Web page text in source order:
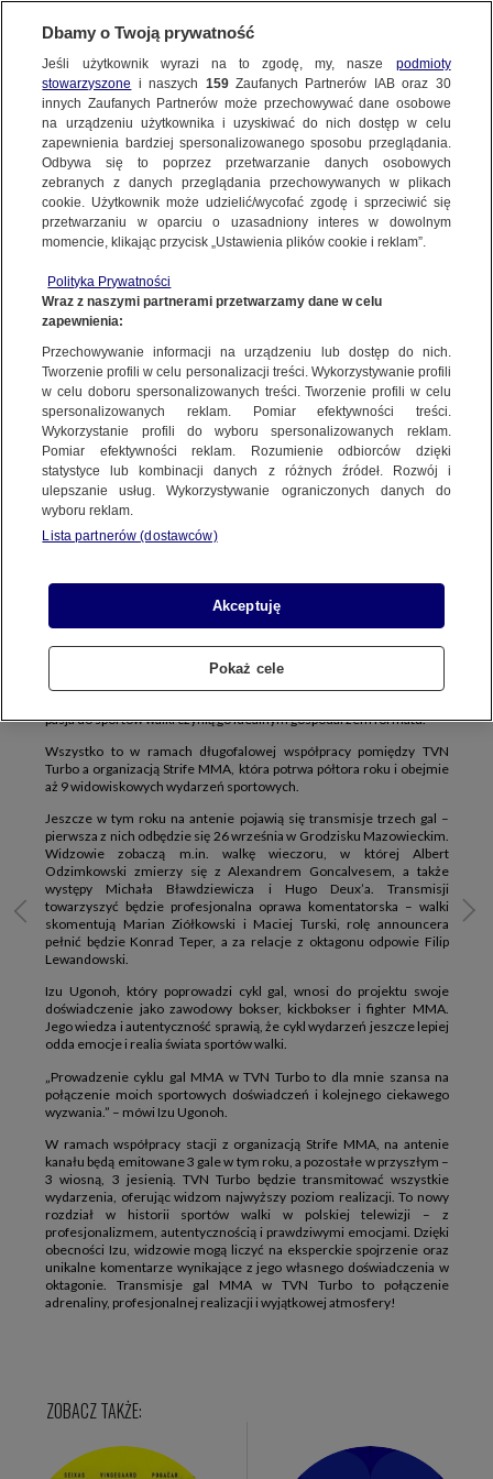
BIURO REKLAMY TVN MEDIA
01.09.2025
IZU UGONOH NOWĄ TWARZĄ TVN TURBO
PREMIUM TV TVN TURBO
TVN Turbo jako nowa twarz kanału. Poprowadzi cykl gal MMA w
ramach współpracy stacji z organizacją Strife MMA.
TVN Turbo wchodzi w nowy etap sportowych emocji! Znany
zawodnik MMA i były mistrz świata w kickboxingu Izu Ugonoh dołącza
do zespołu stacji jako prowadzący cykl gal MMA. Izu, zawodowy
bokser z międzynarodowym doświadczeniem, od kilku lat aktywnie
pasja do sportów walki czynią go idealnym gospodarzem formatu.
Wszystko to w ramach długofalowej współpracy pomiędzy TVN
Turbo a organizacją Strife MMA, która potrwa półtora roku i obejmie
aż 9 widowiskowych wydarzeń sportowych.
Jeszcze w tym roku na antenie pojawią się transmisje trzech gal –
pierwsza z nich odbędzie się 26 września w Grodzisku Mazowieckim.
Widzowie zobaczą m.in. walkę wieczoru, w której Albert
Odzimkowski zmierzy się z Alexandrem Goncalvesem, a także
występy Michała Bławdziewicza i Hugo Deux’a. Transmisji
towarzyszyć będzie profesjonalna oprawa komentatorska – walki
skomentują Marian Ziółkowski i Maciej Turski, rolę announcera
pełnić będzie Konrad Teper, a za relacje z oktagonu odpowie Filip
Lewandowski.
Izu Ugonoh, który poprowadzi cykl gal, wnosi do projektu swoje
doświadczenie jako zawodowy bokser, kickbokser i fighter MMA.
Jego wiedza i autentyczność sprawią, że cykl wydarzeń jeszcze lepiej
odda emocje i realia świata sportów walki.
„Prowadzenie cyklu gal MMA w TVN Turbo to dla mnie szansa na
połączenie moich sportowych doświadczeń i kolejnego ciekawego
wyzwania.” – mówi Izu Ugonoh.
W ramach współpracy stacji z organizacją Strife MMA, na antenie
kanału będą emitowane 3 gale w tym roku, a pozostałe w przyszłym –
3 wiosną, 3 jesienią. TVN Turbo będzie transmitować wszystkie
wydarzenia, oferując widzom najwyższy poziom realizacji. To nowy
rozdział w historii sportów walki w polskiej telewizji – z
profesjonalizmem, autentycznością i prawdziwymi emocjami. Dzięki
obecności Izu, widzowie mogą liczyć na eksperckie spojrzenie oraz
unikalne komentarze wynikające z jego własnego doświadczenia w
oktagonie. Transmisje gal MMA w TVN Turbo to połączenie
adrenaliny, profesjonalnej realizacji i wyjątkowej atmosfery!
Dbamy o Twoją prywatność
Jeśli użytkownik wyrazi na to zgodę, my, nasze podmioty
stowarzyszone i naszych 159Zaufanych Partnerów IAB oraz 30
innych Zaufanych Partnerów może przechowywać dane osobowe
na urządzeniu użytkownika i uzyskiwać do nich dostęp w celu
zapewnienia bardziej spersonalizowanego sposobu przeglądania.
Odbywa się to poprzez przetwarzanie danych osobowych
zebranych z danych przeglądania przechowywanych w plikach
cookie. Użytkownik może udzielić/wycofać zgodę i sprzeciwić się
przetwarzaniu w oparciu o uzasadniony interes w dowolnym
momencie, klikając przycisk „Ustawienia plików cookie i reklam”.
Polityka Prywatności
Wraz z naszymi partnerami przetwarzamy dane w celu
zapewnienia:
Przechowywanie informacji na urządzeniu lub dostęp do nich.
Tworzenie profili w celu personalizacji treści. Wykorzystywanie profili
w celu doboru spersonalizowanych treści. Tworzenie profili w celu
spersonalizowanych reklam. Pomiar efektywności treści.
Wykorzystanie profili do wyboru spersonalizowanych reklam.
Pomiar efektywności reklam. Rozumienie odbiorców dzięki
statystyce lub kombinacji danych z różnych źródeł. Rozwój i
ulepszanie usług. Wykorzystywanie ograniczonych danych do
wyboru reklam.
Lista partnerów (dostawców)
Akceptuję
Pokaż cele